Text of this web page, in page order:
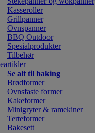
Kasseroller
Grillpanner
Ovnspanner
BBQ Outdoor
Spesialprodukter
Tilbehør
Se alt til baking
Brødformer
Ovnsfaste former
Kakeformer
Minigryter & ramekiner
Terteformer
Bakesett